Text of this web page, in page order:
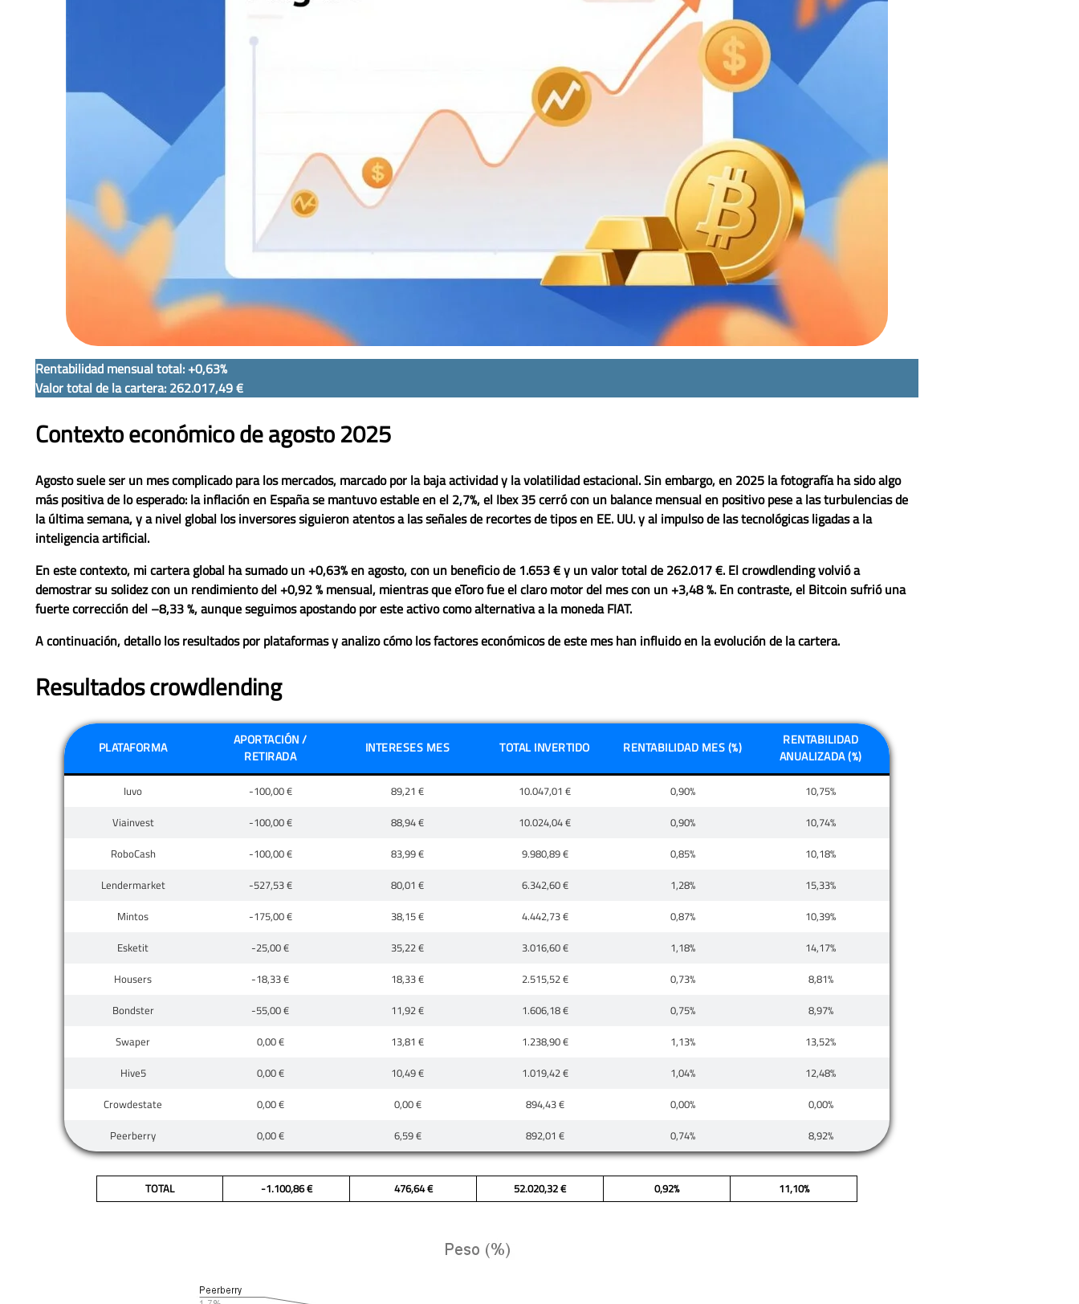
Rentabilidad mensual total: +0,63%
Valor total de la cartera: 262.017,49 €
Contexto económico de agosto 2025
Agosto suele ser un mes complicado para los mercados, marcado por la baja actividad y la volatilidad estacional. Sin embargo, en 2025 la fotografía ha sido algo
más positiva de lo esperado: la inflación en España se mantuvo estable en el 2,7%, el Ibex 35 cerró con un balance mensual en positivo pese a las turbulencias de
la última semana, y a nivel global los inversores siguieron atentos a las señales de recortes de tipos en EE. UU. y al impulso de las tecnológicas ligadas a la
inteligencia artificial.
En este contexto, mi cartera global ha sumado un+0,63% en agosto, con un beneficio de 1.653 €y un valor total de 262.017 €. Elcrowdlendingvolvió a
demostrar su solidez con un rendimiento del+0,92 % mensual, mientras queeTorofue el claro motor del mes con un+3,48 %. En contraste, el Bitcoinsufrió una
fuerte corrección del –8,33 %, aunque seguimos apostando por este activo como alternativa a la moneda FIAT.
A continuación, detallo los resultados por plataformas y analizo cómo los factores económicos de este mes han influido en la evolución de la cartera.
Resultados crowdlending
PLATAFORMA
APORTACIÓN /
RETIRADA
INTERESES MES TOTAL INVERTIDO RENTABILIDAD MES (%)
RENTABILIDAD
ANUALIZADA (%)
Iuvo -100,00 € 89,21 € 10.047,01 € 0,90%
10,75%
Viainvest
-100,00 € 88,94 € 10.024,04 € 0,90%
10,74%
RoboCash
-100,00 € 83,99 € 9.980,89 € 0,85%
10,18%
Lendermarket
-527,53 € 80,01 € 6.342,60 € 1,28%
15,33%
Mintos
-175,00 € 38,15 € 4.442,73 € 0,87%
10,39%
Esketit
-25,00 € 35,22 € 3.016,60 € 1,18%
14,17%
Housers
-18,33 € 18,33 € 2.515,52 € 0,73%
8,81%
Bondster
-55,00 € 11,92 € 1.606,18 € 0,75%
8,97%
Swaper
0,00 € 13,81 € 1.238,90 € 1,13%
13,52%
Hive5
0,00 € 10,49 € 1.019,42 € 1,04%
12,48%
Crowdestate
0,00 € 0,00 € 894,43 € 0,00%
0,00%
Peerberry
0,00 € 6,59 € 892,01 € 0,74% 8,92%
TOTAL -1.100,86 € 476,64 € 52.020,32 € 0,92% 11,10%